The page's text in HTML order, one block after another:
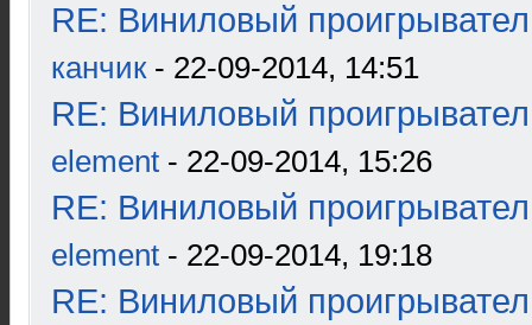
RE: Виниловый
канчик- 22-09-2014, 14:51
RE: Виниловый
element - 22-09-2014, 15:26
RE: Виниловый
element - 22-09-2014, 19:18
RE: Виниловый